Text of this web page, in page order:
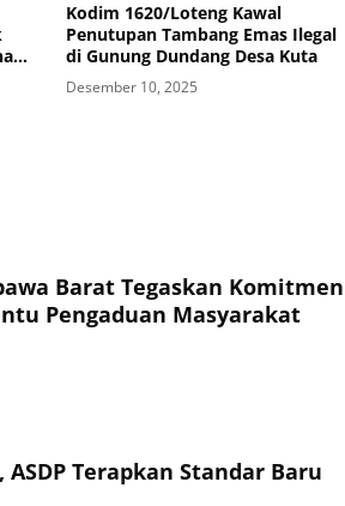
Kodim 1620/Loteng Kawal
Penutupan Tambang Emas Ilegal
di Gunung Dundang Desa Kuta
Desember 10, 2025
Barat Tegaskan Komitmen
Pengaduan Masyarakat
Terapkan Standar Baru